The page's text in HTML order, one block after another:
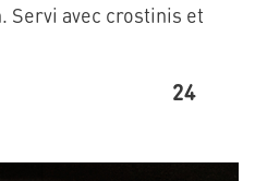
Servi avec crostinis et
24